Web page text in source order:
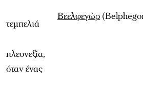
τεμπελιά
Βεελφεγώρ
πλεονεξία,
όταν ένας